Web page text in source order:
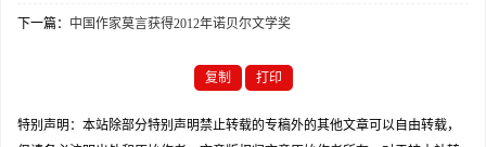
下一篇： 中国作家莫言获得2012年诺贝尔文学奖
复制 打印
特别声明：本站除部分特别声明禁止转载的专稿外的其他文章可以自由转载，